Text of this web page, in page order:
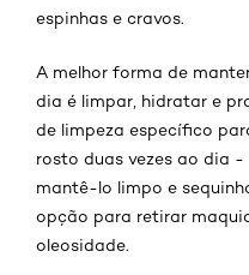
espinhas e cravos.
A melhor forma de
dia é limpar, hidratar e
de limpeza específico
rosto duas vezes ao dia
mantê-lo limpo e
opção para retirar
oleosidade.